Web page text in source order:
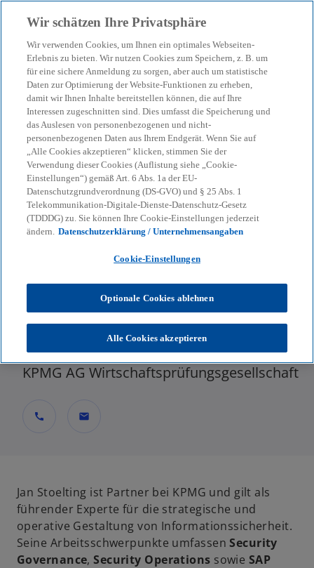
menu search
Jan Stoelting
Partner, Consulting - Cyber Security &
Resilience
KPMG AG Wirtschaftsprüfungsgesellschaft
call mail
Jan Stoelting ist Partner bei KPMG und gilt als
führender Experte für die strategische und
operative Gestaltung von Informationssicherheit.
Seine Arbeitsschwerpunkte umfassenSecurity
Governance,Security Operations sowie SAP
Wir schätzen Ihre Privatsphäre
Wir verwenden Cookies, um Ihnen ein optimales Webseiten-
Erlebnis zu bieten. Wir nutzen Cookies zum Speichern, z. B. um
für eine sichere Anmeldung zu sorgen, aber auch um statistische
Daten zur Optimierung der Website-Funktionen zu erheben,
damit wir Ihnen Inhalte bereitstellen können, die auf Ihre
Interessen zugeschnitten sind. Dies umfasst die Speicherung und
das Auslesen von personenbezogenen und nicht-
personenbezogenen Daten aus Ihrem Endgerät. Wenn Sie auf
„Alle Cookies akzeptieren“ klicken, stimmen Sie der
Verwendung dieser Cookies (Auflistung siehe „Cookie-
Einstellungen“) gemäß Art. 6 Abs. 1a der EU-
Datenschutzgrundverordnung (DS-GVO) und § 25 Abs. 1
Telekommunikation-Digitale-Dienste-Datenschutz-Gesetz
(TDDDG) zu. Sie können Ihre Cookie-Einstellungen jederzeit
ändern. Datenschutzerklärung / Unternehmensangaben
Cookie-Einstellungen
Optionale Cookies ablehnen
Alle Cookies akzeptieren